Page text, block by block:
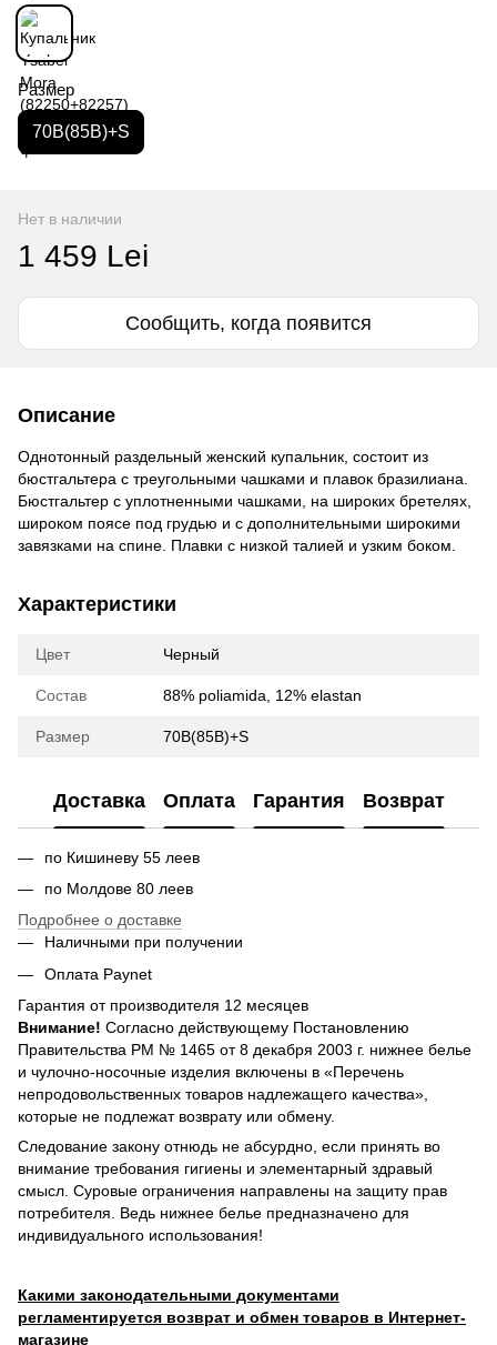
Размер
70B(85B)+S
Нет в наличии
1 459 Lei
Сообщить, когда появится
Описание
Однотонный раздельный женский купальник, состоит из
бюстгальтера с треугольными чашками и плавок бразилиана.
Бюстгальтер с уплотненными чашками, на широких бретелях,
широком поясе под грудью и с дополнительными широкими
завязками на спине. Плавки с низкой талией и узким боком.
Характеристики
Цвет Черный
Состав 88% poliamida, 12% elastan
Размер 70B(85B)+S
Доставка Оплата Гарантия Возврат
по Кишиневу 55 леев
по Молдове 80 леев
Подробнее о доставке
Наличными при получении
Оплата Paynet
Гарантия от производителя 12 месяцев
Внимание! Согласно действующему Постановлению
Правительства РМ № 1465 от 8 декабря 2003 г. нижнее белье
и чулочно-носочные изделия включены в «Перечень
непродовольственных товаров надлежащего качества»,
которые не подлежат возврату или обмену.
Следование закону отнюдь не абсурдно, если принять во
внимание требования гигиены и элементарный здравый
смысл. Суровые ограничения направлены на защиту прав
потребителя. Ведь нижнее белье предназначено для
индивидуального использования!
Какими законодательными документами
регламентируется возврат и обмен товаров в Интернет-
магазине